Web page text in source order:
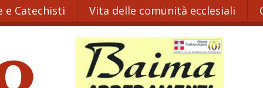
e Catechisti Vita delle comunità ecclesiali